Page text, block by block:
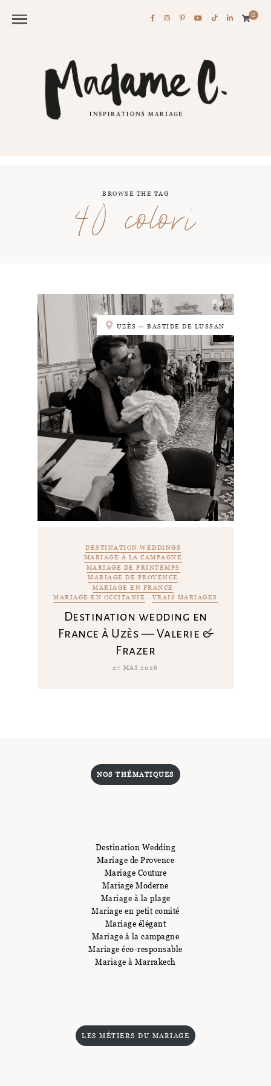
0
BROWSE THE TAG
40 colori
UZÈS — BASTIDE DE LUSSAN
DESTINATION WEDDINGS
MARIAGE À LA CAMPAGNE
MARIAGE DE PRINTEMPS
MARIAGE DE PROVENCE
MARIAGE EN FRANCE
MARIAGE EN OCCITANIE
VRAIS MARIAGES
Destination wedding en
France à Uzès — Valerie &
Frazer
27 MAI 2026
NOS THÉMATIQUES
Destination Wedding
Mariage de Provence
Mariage Couture
Mariage Moderne
Mariage à la plage
Mariage en petit comité
Mariage élégant
Mariage à la campagne
Mariage éco-responsable
Mariage à Marrakech
LES MÉTIERS DU MARIAGE